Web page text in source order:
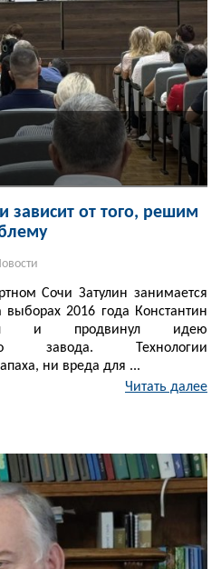
зависит от того, решим
Сочи Затулин занимается
2016 года Константин
и продвинул идею
завода. Технологии
ни вреда для ...
Читать далее